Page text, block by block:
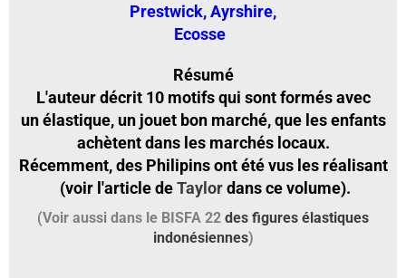
Prestwick, Ayrshire,
Ecosse
Résumé
L'auteur décrit 10 motifs qui sont formés avec
un élastique, un jouet bon marché, que les enfants
achètent dans les marchés locaux.
Récemment, des Philipins ont été vus les réalisant
(voir l'article de Taylor dans ce volume).
(Voir aussi dans le BISFA 22 des figures élastiques
indonésiennes)